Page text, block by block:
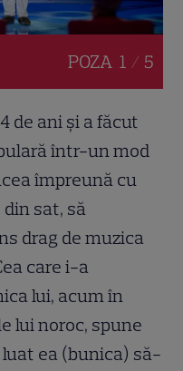
POZA 1 / 5
de ani şi a făcut
într-un mod
împreună cu
sat, să
drag de muzica
care i-a
lui, acum în
lui noroc, spune
ea (bunica) să-